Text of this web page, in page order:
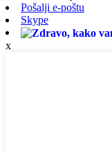
Pošalji e-poštu
Skype
x